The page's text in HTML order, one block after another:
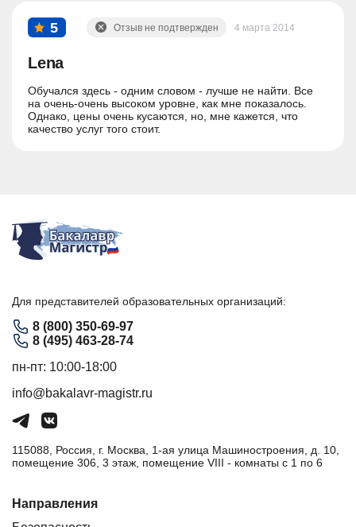
5
Lena
4 марта 2014
Отзыв не подтвержден
Обучался здесь - одним словом - лучше не найти. Все
на очень-очень высоком уровне, как мне показалось.
Однако, цены очень кусаются, но, мне кажется, что
качество услуг того стоит.
Для представителей образовательных организаций:
8 (800) 350-69-97
8 (495) 463-28-74
пн-пт: 10:00-18:00
info@bakalavr-magistr.ru
115088, Россия, г. Москва, 1-ая улица Машиностроения, д. 10,
помещение 306, 3 этаж, помещение VIII - комнаты с 1 по 6
Направления